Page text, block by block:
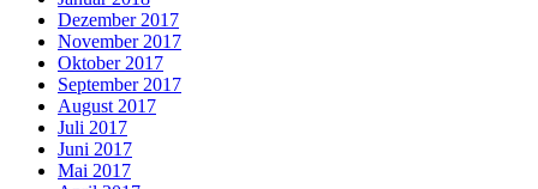
Dezember 2017
November 2017
Oktober 2017
September 2017
August 2017
Juli 2017
Juni 2017
Mai 2017